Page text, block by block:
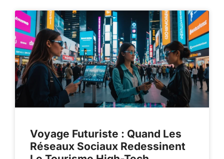
Voyage Futuriste : Quand Les
Réseaux Sociaux Redessinent